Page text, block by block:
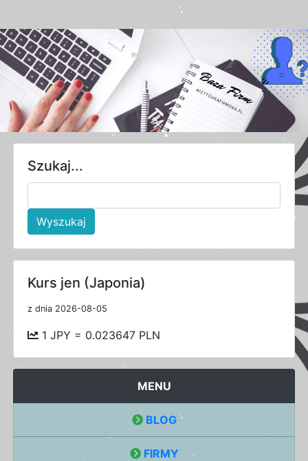
Szukaj...
Wyszukaj
Kurs jen (Japonia)
z dnia 2026-08-05
1 JPY = 0.023647 PLN
MENU
BLOG
FIRMY